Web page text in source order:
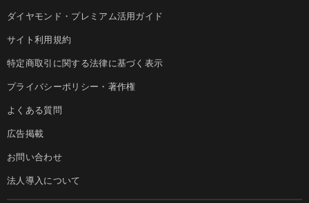
ダイヤモンド・プレミアム活用ガイド
サイト利用規約
特定商取引に関する法律に基づく表示
プライバシーポリシー・著作権
よくある質問
広告掲載
お問い合わせ
法人導入について